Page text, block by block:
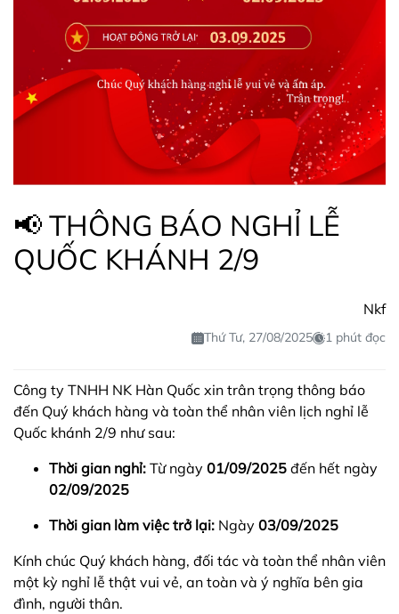
📢 THÔNG BÁO NGHỈ LỄ
QUỐC KHÁNH 2/9
Nkf
Thứ Tư, 27/08/2025 1 phút đọc
Công ty TNHH NK Hàn Quốc xin trân trọng thông báo
đến Quý khách hàng và toàn thể nhân viên lịch nghỉ lễ
Quốc khánh 2/9 như sau:
Thời gian nghỉ: Từ ngày 01/09/2025 đến hết ngày
02/09/2025
Thời gian làm việc trở lại: Ngày 03/09/2025
Kính chúc Quý khách hàng, đối tác và toàn thể nhân viên
một kỳ nghỉ lễ thật vui vẻ, an toàn và ý nghĩa bên gia
đình, người thân.